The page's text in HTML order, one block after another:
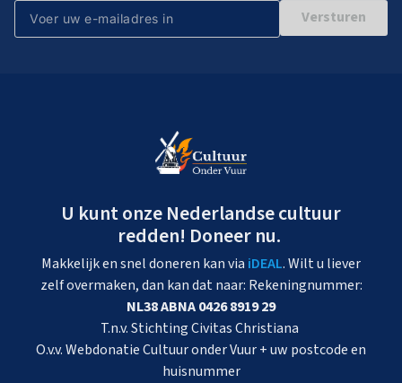
Versturen
U kunt onze Nederlandse cultuur
redden! Doneer nu.
Makkelijk en snel doneren kan via iDEAL. Wilt u liever
zelf overmaken, dan kan dat naar: Rekeningnummer:
NL38 ABNA 0426 8919 29
T.n.v. Stichting Civitas Christiana
O.v.v. Webdonatie Cultuur onder Vuur + uw postcode en
huisnummer